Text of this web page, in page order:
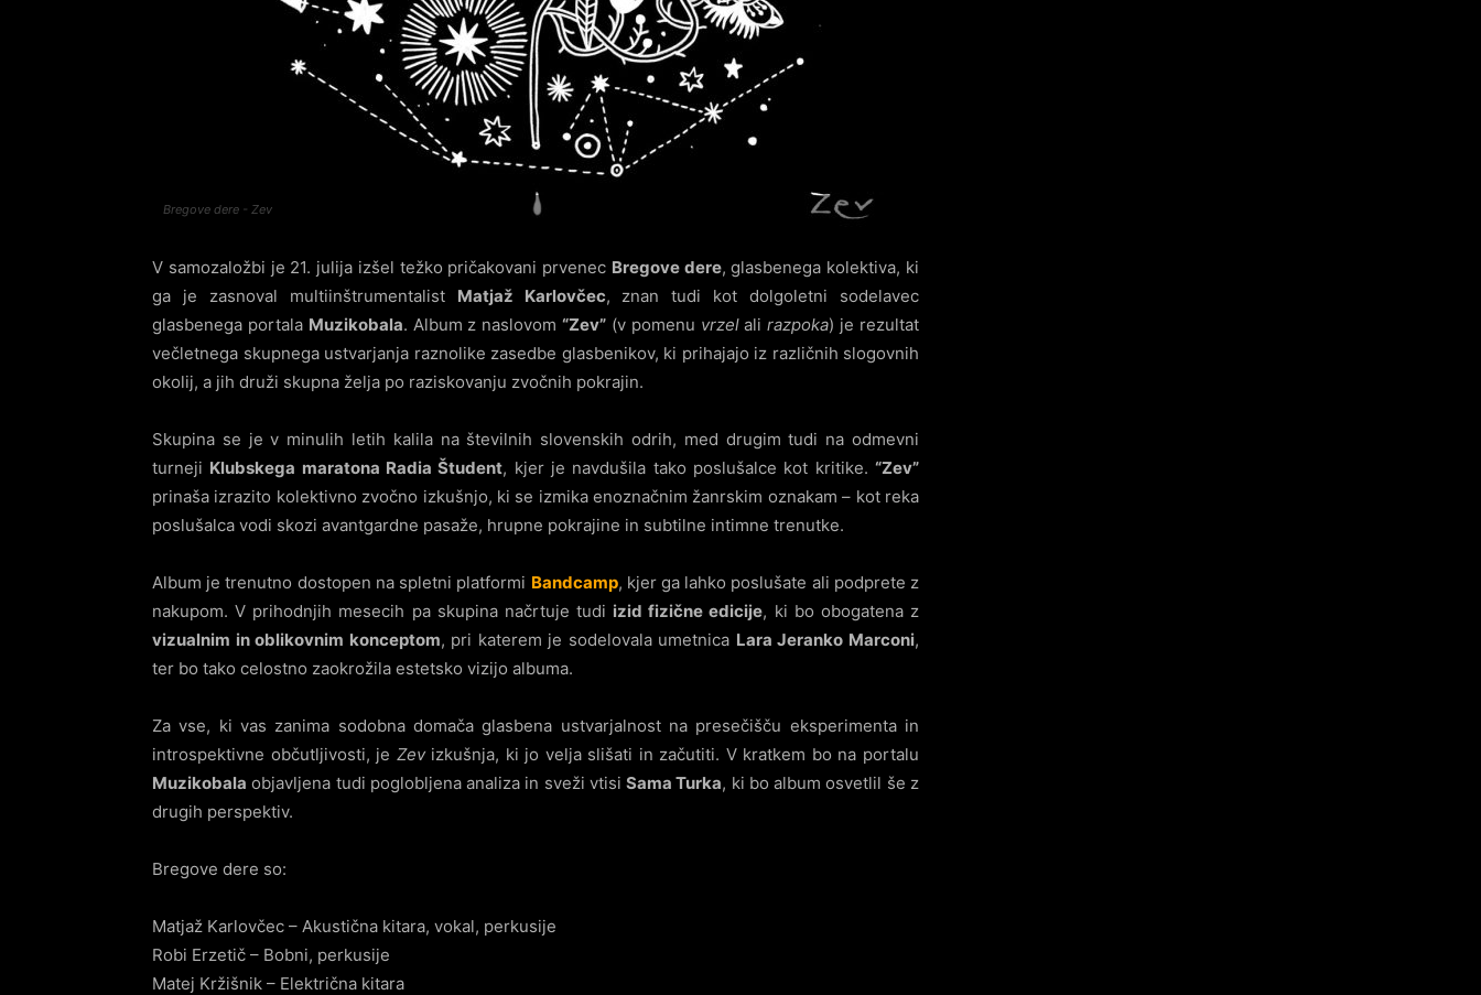
Bregove dere - Zev
V samozaložbi je 21. julija izšel težko pričakovani prvenec Bregove dere, glasbenega kolektiva, ki
ga je zasnoval multiinštrumentalist Matjaž Karlovčec, znan tudi kot dolgoletni sodelavec
glasbenega portala Muzikobala. Album z naslovom“Zev” (v pomenu vrzelalirazpoka) je rezultat
večletnega skupnega ustvarjanja raznolike zasedbe glasbenikov, ki prihajajo iz različnih slogovnih
okolij, a jih druži skupna želja po raziskovanju zvočnih pokrajin.
Skupina se je v minulih letih kalila na številnih slovenskih odrih, med drugim tudi na odmevni
turneji Klubskega maratona Radia Študent, kjer je navdušila tako poslušalce kot kritike.“Zev”
prinaša izrazito kolektivno zvočno izkušnjo, ki se izmika enoznačnim žanrskim oznakam – kot reka
poslušalca vodi skozi avantgardne pasaže, hrupne pokrajine in subtilne intimne trenutke.
Album je trenutno dostopen na spletni platformi Bandcamp, kjer ga lahko poslušate ali podprete z
nakupom. V prihodnjih mesecih pa skupina načrtuje tudi izid fizične edicije, ki bo obogatena z
vizualnim in oblikovnim konceptom, pri katerem je sodelovala umetnica Lara Jeranko Marconi,
ter bo tako celostno zaokrožila estetsko vizijo albuma.
Za vse, ki vas zanima sodobna domača glasbena ustvarjalnost na presečišču eksperimenta in
introspektivne občutljivosti, je Zevizkušnja, ki jo velja slišati in začutiti. V kratkem bo na portalu
Muzikobala objavljena tudi poglobljena analiza in sveži vtisiSama Turka, ki bo album osvetlil še z
drugih perspektiv.
Bregove dere so:
Matjaž Karlovčec – Akustična kitara, vokal, perkusije
Robi Erzetič – Bobni, perkusije
Matej Kržišnik – Električna kitara